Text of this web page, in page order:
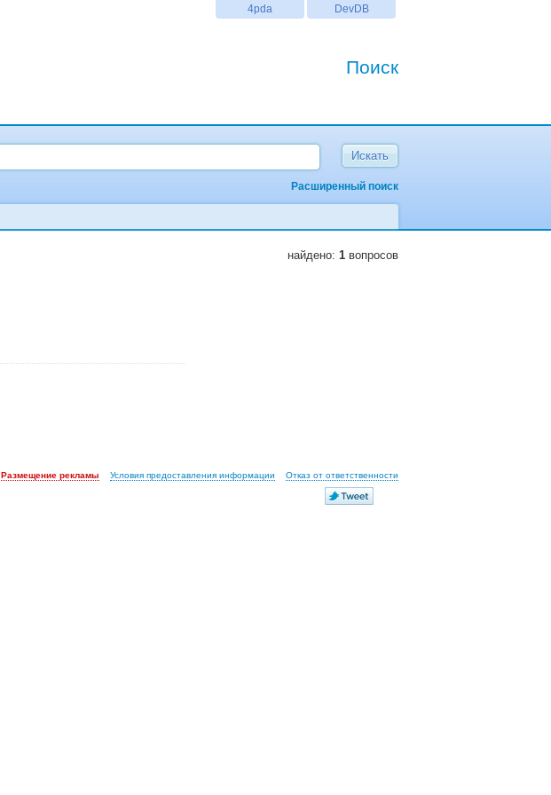
DevDB
4pda
Поиск
Расширенный поиск
найдено: 1 вопросов
Размещение рекламы Условия предоставления информации Отказ от ответственности